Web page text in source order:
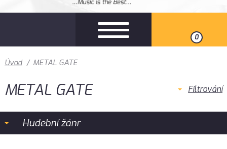
0
Úvod / METAL GATE
METAL GATE Filtrování
Hudební žánr